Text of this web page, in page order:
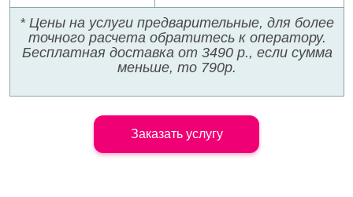
* Цены на услуги предварительные, для более
точного расчета обратитесь к оператору.
Бесплатная доставка от 3490 р., если сумма
меньше, то 790р.
Заказать услугу